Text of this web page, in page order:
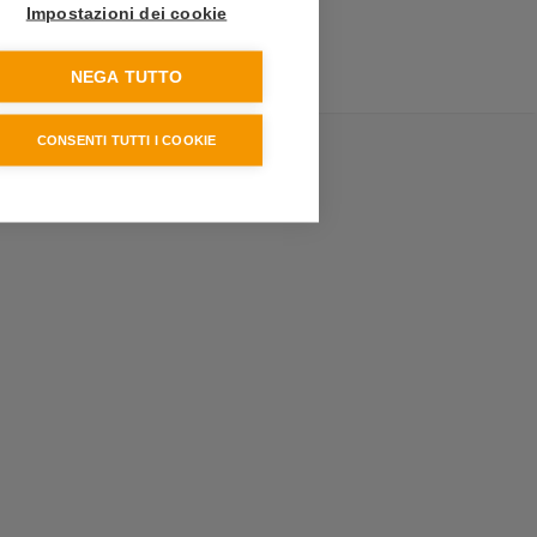
Impostazioni dei cookie
NEGA TUTTO
CONSENTI TUTTI I COOKIE